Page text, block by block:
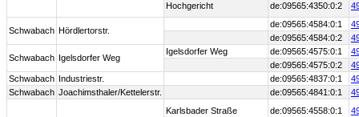
Hochgericht de:09565:4350:0:2
Schwabach Hördlertorstr.
de:09565:4584:0:1
de:09565:4584:0:2
Schwabach Igelsdorfer Weg
Igelsdorfer Weg de:09565:4575:0:1
de:09565:4575:0:2
Schwabach
Industriestr. de:09565:4837:0:1
Schwabach Joachimsthaler/Kettelerstr. de:09565:4841:0:1
Karlsbader Straße de:09565:4558:0:1